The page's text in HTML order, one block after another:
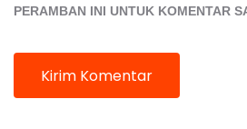
PERAMBAN INI UNTUK KOMENTAR